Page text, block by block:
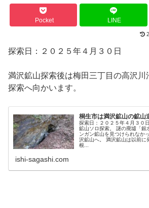
Pocket LINE
探索日：２０２５年４月３０日
満沢鉱山探索後は梅田三丁目の高沢川
探索へ向かいます。
桐生市は満沢鉱山の鉱山
探索日：２０２５年４月３０
鉱山ソロ探索。 謎の廃墟「銀
ンガン鉱山を見つけられなか
沢鉱山へ。 満沢鉱山は以前に
根...
ishi-sagashi.com